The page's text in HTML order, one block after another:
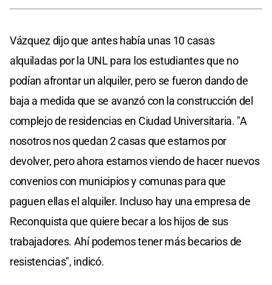
Vázquez dijo que antes había unas 10 casas
alquiladas por la UNL para los estudiantes que no
podían afrontar un alquiler, pero se fueron dando de
baja a medida que se avanzó con la construcción del
complejo de residencias en Ciudad Universitaria. "A
nosotros nos quedan 2 casas que estamos por
devolver, pero ahora estamos viendo de hacer nuevos
convenios con municipios y comunas para que
paguen ellas el alquiler. Incluso hay una empresa de
Reconquista que quiere becar a los hijos de sus
trabajadores. Ahí podemos tener más becarios de
resistencias", indicó.